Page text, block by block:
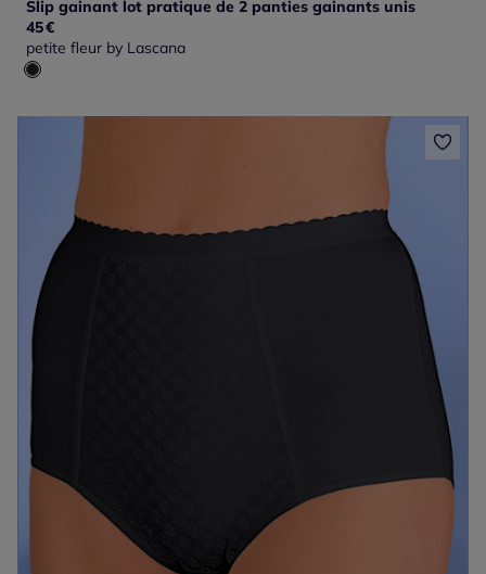
Slip gainant lot pratique de 2 panties gainants unis
45€
petite fleur by Lascana